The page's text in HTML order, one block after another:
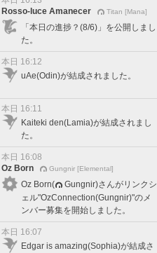
Rosso-luce Amanecer
Titan [Mana]
「本日の進捗？(8/6)」を公開しまし
た。
本日 16:12
uAe(Odin)が結成されました。
本日 16:11
Kaiteki den(Lamia)が結成されまし
た。
本日 16:08
Oz Born
Gungnir [Elemental]
Oz Born(
Gungnir)さんがリンクシ
ェル"OzConnection(Gungnir)"のメ
ンバー募集を開始しました。
本日 16:07
Edgar is amazing(Sophia)が結成さ